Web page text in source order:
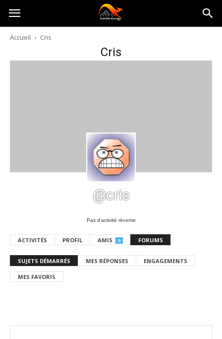
Australia-
australie.com
Accueil Cris
Cris
@cris
Pas d’activité récente
ACTIVITÉS PROFIL AMIS 0 FORUMS
SUJETS DÉMARRÉS MES RÉPONSES ENGAGEMENTS
MES FAVORIS